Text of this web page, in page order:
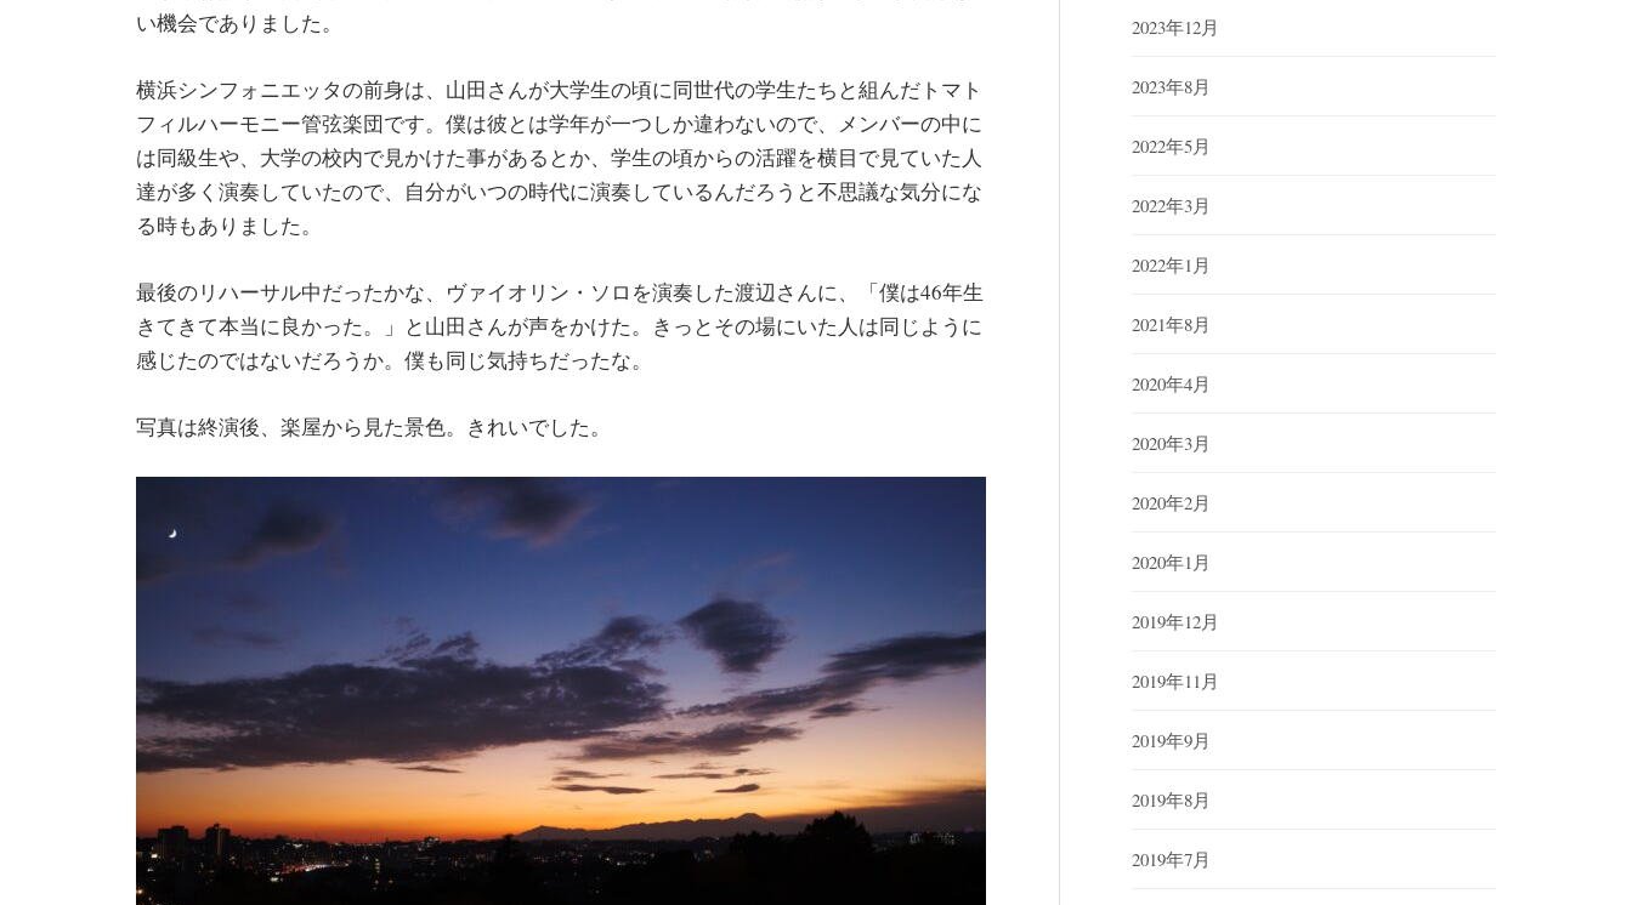
い機会でありました。
横浜シンフォニエッタの前身は、山田さんが大学生の頃に同世代の学生たちと組んだトマト
フィルハーモニー管弦楽団です。僕は彼とは学年が一つしか違わないので、メンバーの中に
は同級生や、大学の校内で見かけた事があるとか、学生の頃からの活躍を横目で見ていた人
達が多く演奏していたので、自分がいつの時代に演奏しているんだろうと不思議な気分にな
る時もありました。
最後のリハーサル中だったかな、ヴァイオリン・ソロを演奏した渡辺さんに、「僕は46年生
きてきて本当に良かった。」と山田さんが声をかけた。きっとその場にいた人は同じように
感じたのではないだろうか。僕も同じ気持ちだったな。
写真は終演後、楽屋から見た景色。きれいでした。
2023年12月
2023年8月
2022年5月
2022年3月
2022年1月
2021年8月
2020年4月
2020年3月
2020年2月
2020年1月
2019年12月
2019年11月
2019年9月
2019年8月
2019年7月